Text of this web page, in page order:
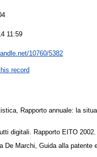
11:59
10760/5382
record
Rapporto annuale: la
digitali. Rapporto EITO
De Marchi, Guida alla